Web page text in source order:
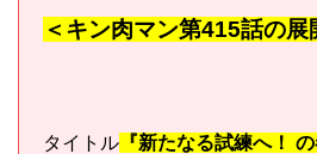
＜キン肉マン第415話の展
タイトル 『新たなる試練へ！ の